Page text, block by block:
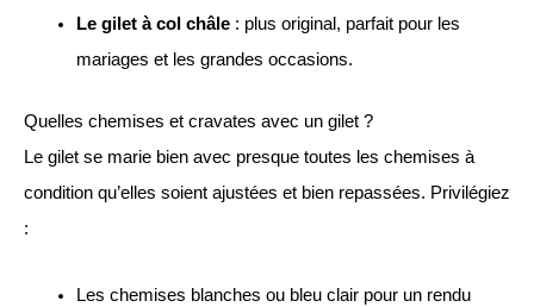
Le gilet à col châle: plus original, parfait pour les
mariages et les grandes occasions.
Quelles chemises et cravates avec un gilet ?
Le gilet se marie bien avec presque toutes les chemises à
condition qu’elles soient ajustées et bien repassées. Privilégiez
:
Les chemises blanches ou bleu clair pour un rendu